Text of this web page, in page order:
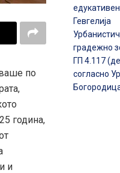
по
година,
и
Гевгелија
градежно
ГП 4.117
согласно